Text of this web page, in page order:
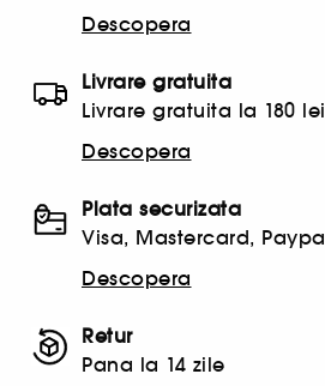
Descopera
Livrare gratuita
Livrare gratuita la 180 lei
Descopera
Plata securizata
Visa, Mastercard,
Descopera
Retur
Pana la 14 zile